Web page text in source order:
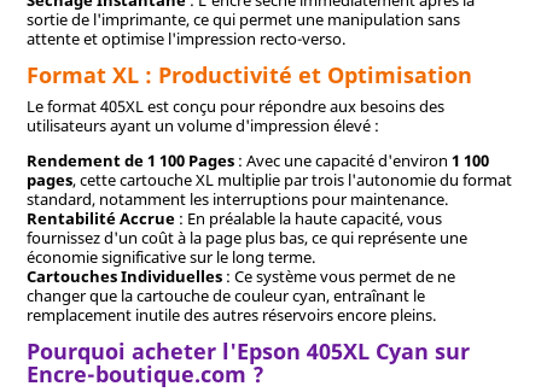
sortie de l'imprimante, ce qui permet une manipulation sans
attente et optimise l'impression recto-verso.
Format XL : Productivité et Optimisation
Le format 405XL est conçu pour répondre aux besoins des
utilisateurs ayant un volume d'impression élevé :
Rendement de 1 100 Pages: Avec une capacité d'environ 1 100
pages, cette cartouche XL multiplie par trois l'autonomie du format
standard, notamment les interruptions pour maintenance.
Rentabilité Accrue: En préalable la haute capacité, vous
fournissez d'un coût à la page plus bas, ce qui représente une
économie significative sur le long terme.
Cartouches Individuelles: Ce système vous permet de ne
changer que la cartouche de couleur cyan, entraînant le
remplacement inutile des autres réservoirs encore pleins.
Pourquoi acheter l'Epson 405XL Cyan sur
Encre-boutique.com ?